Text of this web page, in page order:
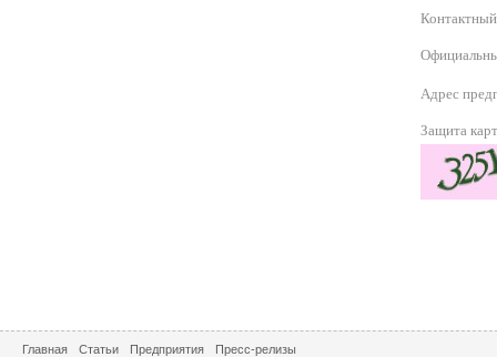
Адрес
Защита
Главная Статьи Предприятия Пресс-релизы